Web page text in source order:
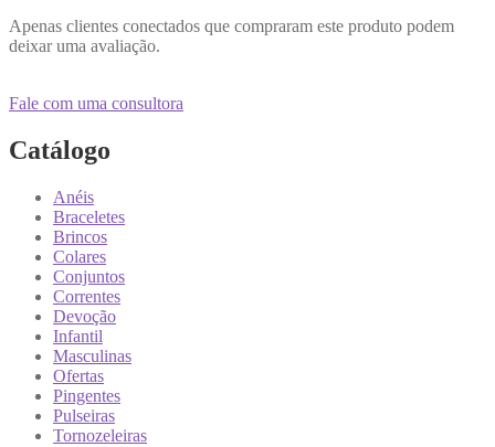
Apenas clientes conectados que compraram este produto podem
deixar uma avaliação.
Fale com uma consultora
Catálogo
Anéis
Braceletes
Brincos
Colares
Conjuntos
Correntes
Devoção
Infantil
Masculinas
Ofertas
Pingentes
Pulseiras
Tornozeleiras